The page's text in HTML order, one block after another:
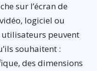
sur l’écran de
logiciel ou
utilisateurs peuvent
souhaitent :
des dimensions